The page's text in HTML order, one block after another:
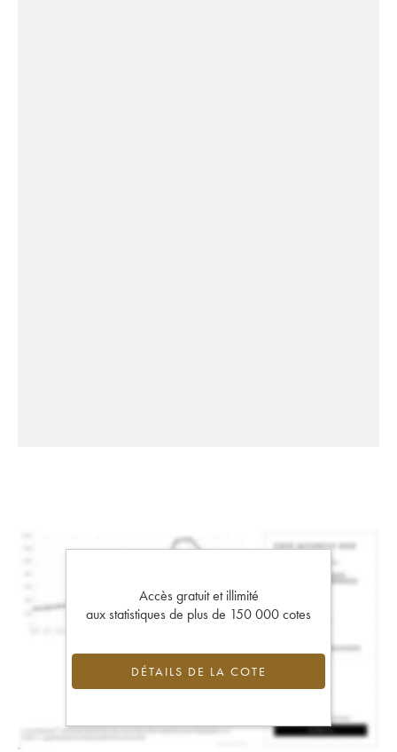
Accès gratuit et illimité
aux statistiques de plus de 150 000 cotes
DÉTAILS DE LA COTE